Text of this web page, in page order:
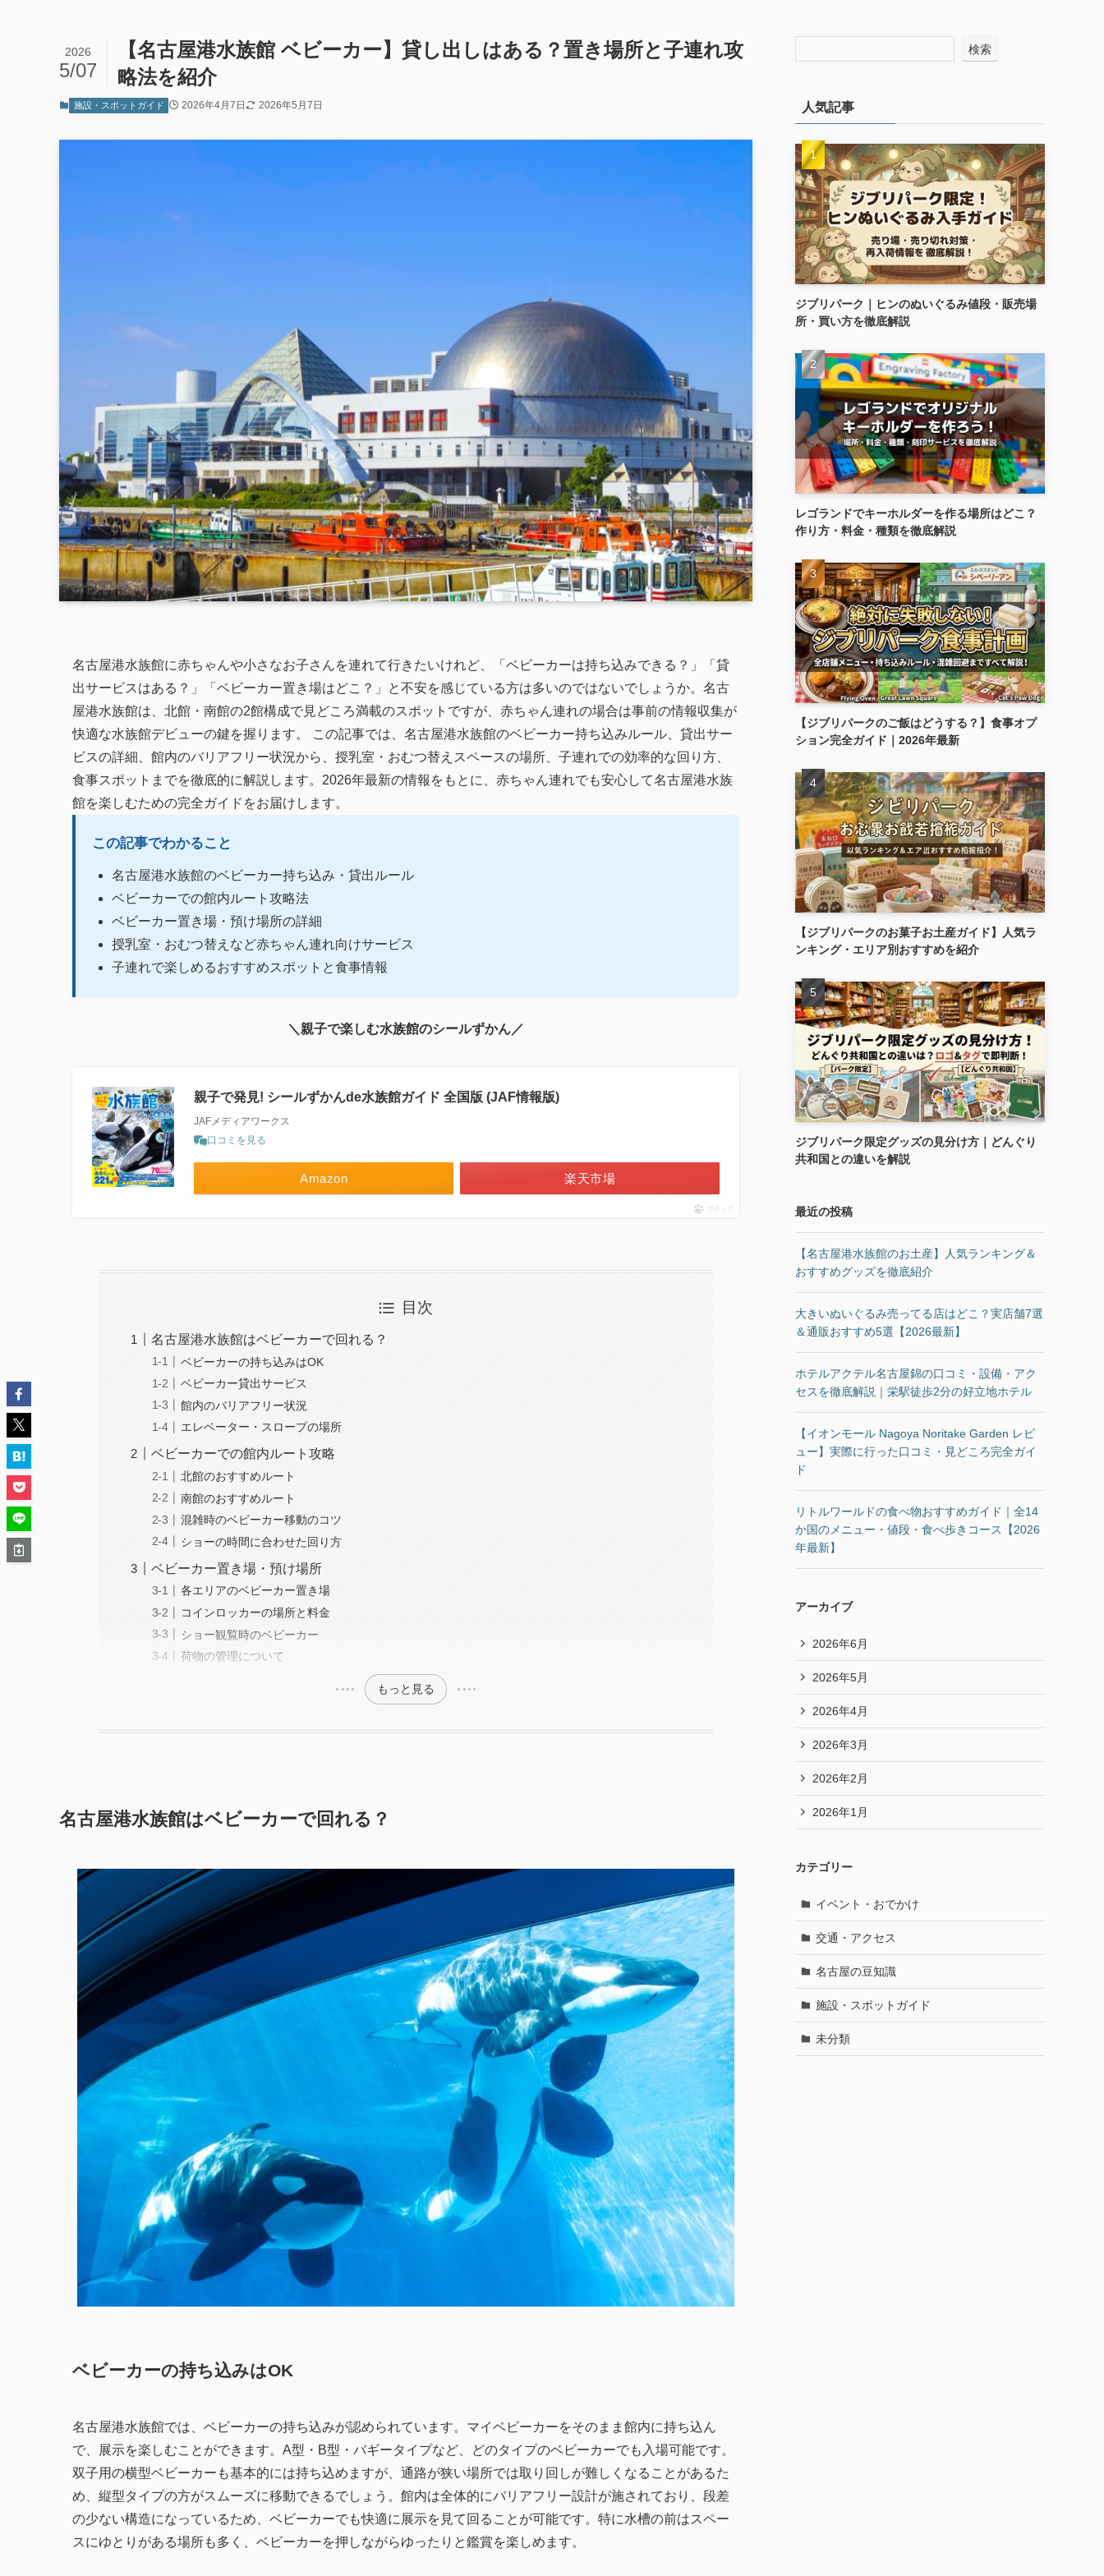
【名古屋港水族館 ベビーカー】貸し出しはある？置き場所と子連れ攻
略法を紹介
2026
5/07
施設・スポットガイド 2026年4月7日 2026年5月7日
名古屋港水族館に赤ちゃんや小さなお子さんを連れて行きたいけれど、「ベビーカーは持ち込みできる？」「貸
出サービスはある？」「ベビーカー置き場はどこ？」と不安を感じている方は多いのではないでしょうか。名古
屋港水族館は、北館・南館の2館構成で見どころ満載のスポットですが、赤ちゃん連れの場合は事前の情報収集が
快適な水族館デビューの鍵を握ります。 この記事では、名古屋港水族館のベビーカー持ち込みルール、貸出サー
ビスの詳細、館内のバリアフリー状況から、授乳室・おむつ替えスペースの場所、子連れでの効率的な回り方、
食事スポットまでを徹底的に解説します。2026年最新の情報をもとに、赤ちゃん連れでも安心して名古屋港水族
館を楽しむための完全ガイドをお届けします。
この記事でわかること
名古屋港水族館のベビーカー持ち込み・貸出ルール
ベビーカーでの館内ルート攻略法
ベビーカー置き場・預け場所の詳細
授乳室・おむつ替えなど赤ちゃん連れ向けサービス
子連れで楽しめるおすすめスポットと食事情報
＼親子で楽しむ水族館のシールずかん／
親子で発見! シールずかんde水族館ガイド 全国版 (JAF情報版)
JAFメディアワークス
口コミを見る
Amazon 楽天市場
ポチップ
目次
名古屋港水族館はベビーカーで回れる？
ベビーカーの持ち込みはOK
ベビーカー貸出サービス
館内のバリアフリー状況
エレベーター・スロープの場所
ベビーカーでの館内ルート攻略
北館のおすすめルート
南館のおすすめルート
混雑時のベビーカー移動のコツ
ショーの時間に合わせた回り方
ベビーカー置き場・預け場所
各エリアのベビーカー置き場
コインロッカーの場所と料金
ショー観覧時のベビーカー
荷物の管理について
もっと見る
名古屋港水族館はベビーカーで回れる？
ベビーカーの持ち込みはOK
名古屋港水族館では、ベビーカーの持ち込みが認められています。マイベビーカーをそのまま館内に持ち込ん
で、展示を楽しむことができます。A型・B型・バギータイプなど、どのタイプのベビーカーでも入場可能です。
双子用の横型ベビーカーも基本的には持ち込めますが、通路が狭い場所では取り回しが難しくなることがあるた
め、縦型タイプの方がスムーズに移動できるでしょう。館内は全体的にバリアフリー設計が施されており、段差
の少ない構造になっているため、ベビーカーでも快適に展示を見て回ることが可能です。特に水槽の前はスペー
スにゆとりがある場所も多く、ベビーカーを押しながらゆったりと鑑賞を楽しめます。
検索
人気記事
ジブリパーク｜ヒンのぬいぐるみ値段・販売場
所・買い方を徹底解説
レゴランドでキーホルダーを作る場所はどこ？
作り方・料金・種類を徹底解説
【ジブリパークのご飯はどうする？】食事オプ
ション完全ガイド｜2026年最新
【ジブリパークのお菓子お土産ガイド】人気ラ
ンキング・エリア別おすすめを紹介
ジブリパーク限定グッズの見分け方｜どんぐり
共和国との違いを解説
最近の投稿
【名古屋港水族館のお土産】人気ランキング＆
おすすめグッズを徹底紹介
大きいぬいぐるみ売ってる店はどこ？実店舗7選
＆通販おすすめ5選【2026最新】
ホテルアクテル名古屋錦の口コミ・設備・アク
セスを徹底解説｜栄駅徒歩2分の好立地ホテル
【イオンモール Nagoya Noritake Garden レビ
ュー】実際に行った口コミ・見どころ完全ガイ
ド
リトルワールドの食べ物おすすめガイド｜全14
か国のメニュー・値段・食べ歩きコース【2026
年最新】
アーカイブ
2026年6月
2026年5月
2026年4月
2026年3月
2026年2月
2026年1月
カテゴリー
イベント・おでかけ
交通・アクセス
名古屋の豆知識
施設・スポットガイド
未分類